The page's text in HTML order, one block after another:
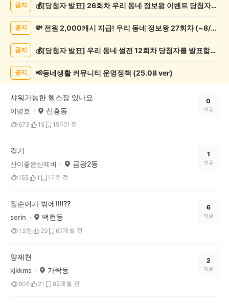
강/
목
공지 💰[당첨자 발표] 26회차 우리 동네 정보왕 이벤트 당첨자를 발표합니다!
공지 💸 전원 2,000캐시 지급! 우리 동네 정보왕 27회차 (~8/10)
공지 💰[당첨자 발표] 우리 동네 썰전 12회차 당첨자를 발표합니다!
공지 📢동네생활 커뮤니티 운영정책 (25.08 ver)
샤워가능한 헬스장 있나요
이병호 신흥동
673 15 153일 전
0
댓글
걷기
산이좋은산제비 금광2동
155 1 1 2주 전
1
댓글
집순이가 밖에!!!!??
serin 백현동
1.2천 29 62개월 전
6
댓글
양재쳔
kjkkms 가락동
806 21 82개월 전
2
댓글